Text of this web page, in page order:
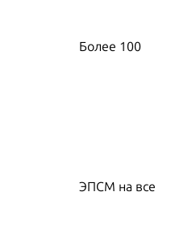
Более 100
ЭПСМ на все